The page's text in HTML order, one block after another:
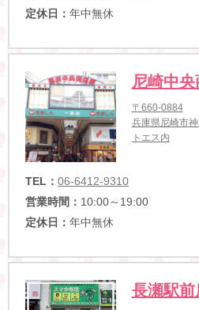
定休日： 年中無休
尼崎中
〒660-0884
兵庫県尼崎市
トエス内
TEL： 06-6412-9310
営業時間： 10:00～19:00
定休日： 年中無休
長瀬駅前